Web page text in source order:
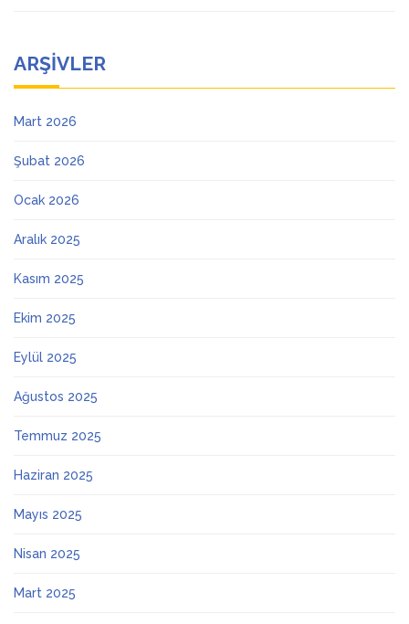
ARŞIVLER
Mart 2026
Şubat 2026
Ocak 2026
Aralık 2025
Kasım 2025
Ekim 2025
Eylül 2025
Ağustos 2025
Temmuz 2025
Haziran 2025
Mayıs 2025
Nisan 2025
Mart 2025